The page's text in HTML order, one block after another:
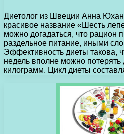
Диетолог из Швеции Анна
красивое название «Шесть
можно догадаться, что рацион
раздельное питание, иными
Эффективность диеты такова,
недель вполне можно потерять
килограмм. Цикл диеты